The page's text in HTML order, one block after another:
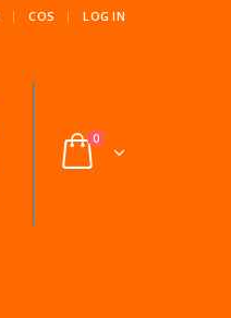
COS LOG IN
0